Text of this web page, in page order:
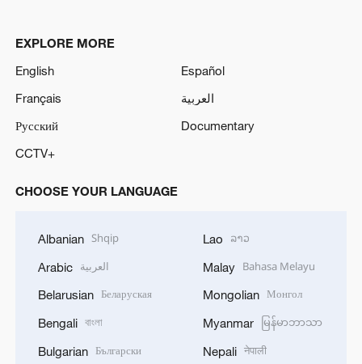
EXPLORE MORE
English
Español
Français
العربية
Русский
Documentary
CCTV+
CHOOSE YOUR LANGUAGE
Albanian Shqip
Arabic العربية
Belarusian Беларуская
Bengali বাংলা
Bulgarian Български
Lao ລາວ
Malay Bahasa Melayu
Mongolian Монгол
Myanmar မြန်မာဘာသာ
Nepali नेपाली